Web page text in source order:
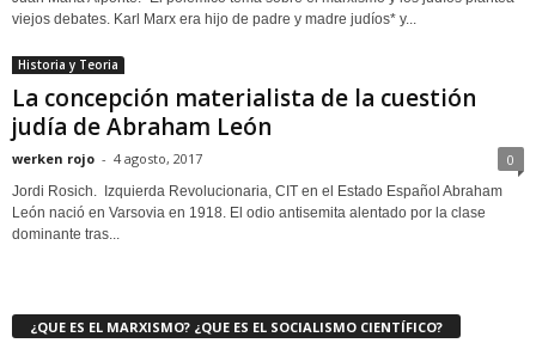
viejos debates. Karl Marx era hijo de padre y madre judíos* y...
Historia y Teoria
La concepción materialista de la cuestión
judía de Abraham León
werken rojo - 4 agosto, 2017 0
Jordi Rosich. Izquierda Revolucionaria, CIT en el Estado Español Abraham
León nació en Varsovia en 1918. El odio antisemita alentado por la clase
dominante tras...
¿QUE ES EL MARXISMO? ¿QUE ES EL SOCIALISMO CIENTÍFICO?